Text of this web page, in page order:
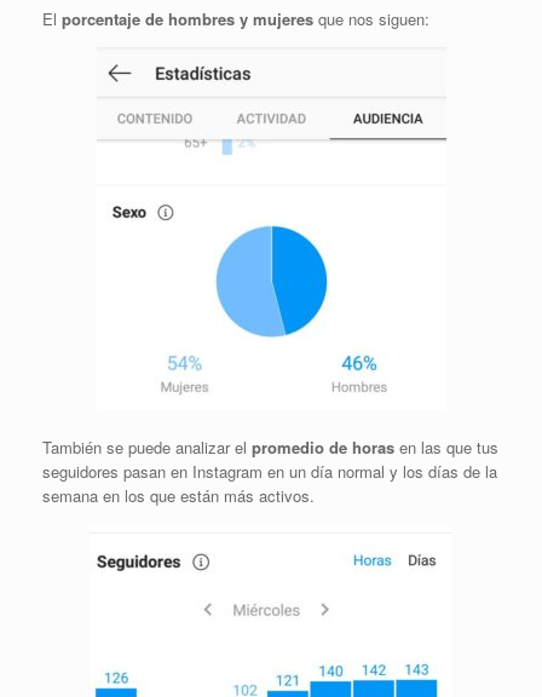
El porcentaje de hombres y mujeres que nos siguen:
También se puede analizar el promedio de horas en las que tus
seguidores pasan en Instagram en un día normal y los días de la
semana en los que están más activos.